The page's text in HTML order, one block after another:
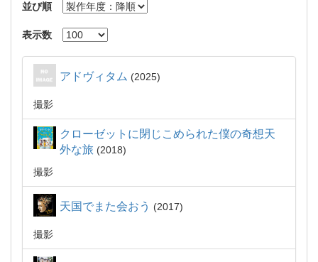
並び順
表示数
アドヴィタム 2025
撮影
クローゼットに閉じこめられた僕の奇想天
外な旅
2018
撮影
天国でまた会おう 2017
撮影